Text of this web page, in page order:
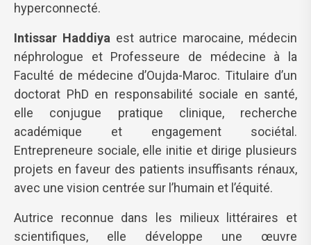
hyperconnecté.
Intissar Haddiyaest autrice marocaine, médecin
néphrologue et Professeure de médecine à la
Faculté de médecine d’Oujda-Maroc. Titulaire d’un
doctorat PhD en responsabilité sociale en santé,
elle conjugue pratique clinique, recherche
académique et engagement sociétal.
Entrepreneure sociale, elle initie et dirige plusieurs
projets en faveur des patients insuffisants rénaux,
avec une vision centrée sur l’humain et l’équité.
Autrice reconnue dans les milieux littéraires et
scientifiques, elle développe une œuvre